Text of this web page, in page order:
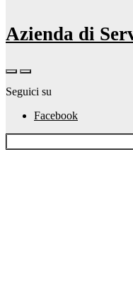
Azienda di
Seguici su
Facebook